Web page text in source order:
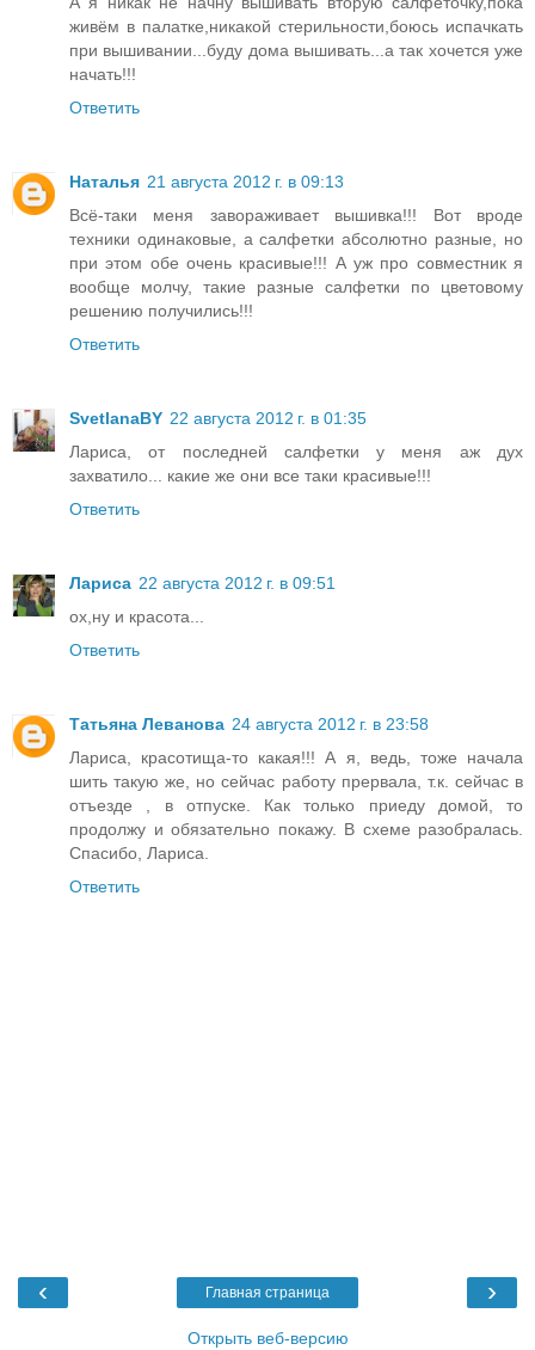
живём в палатке,никакой стерильности,боюсь испачкать
при вышивании...буду дома вышивать...а так хочется уже
начать!!!
Ответить
Наталья 21 августа 2012 г. в 09:13
Всё-таки меня завораживает вышивка!!! Вот вроде
техники одинаковые, а салфетки абсолютно разные, но
при этом обе очень красивые!!! А уж про совместник я
вообще молчу, такие разные салфетки по цветовому
решению получились!!!
Ответить
SvetlanaBY 22 августа 2012 г. в 01:35
Лариса, от последней салфетки у меня аж дух
захватило... какие же они все таки красивые!!!
Ответить
Лариса 22 августа 2012 г. в 09:51
ох,ну и красота...
Ответить
Татьяна Леванова 24 августа 2012 г. в 23:58
Лариса, красотища-то какая!!! А я, ведь, тоже начала
шить такую же, но сейчас работу прервала, т.к. сейчас в
отъезде , в отпуске. Как только приеду домой, то
продолжу и обязательно покажу. В схеме разобралась.
Спасибо, Лариса.
Ответить
‹ ›
Главная страница
Открыть веб-версию